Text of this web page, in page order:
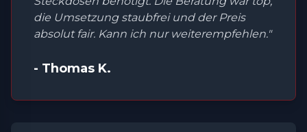
die Umsetzung staubfrei und der Preis
absolut fair. Kann ich nur weiterempfehlen."
- Thomas K.